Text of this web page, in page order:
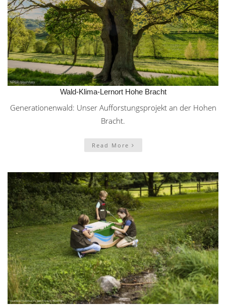
Wald-Klima-Lernort Hohe Bracht
Generationenwald: Unser Aufforstungsprojekt an der Hohen
Bracht.
Read More